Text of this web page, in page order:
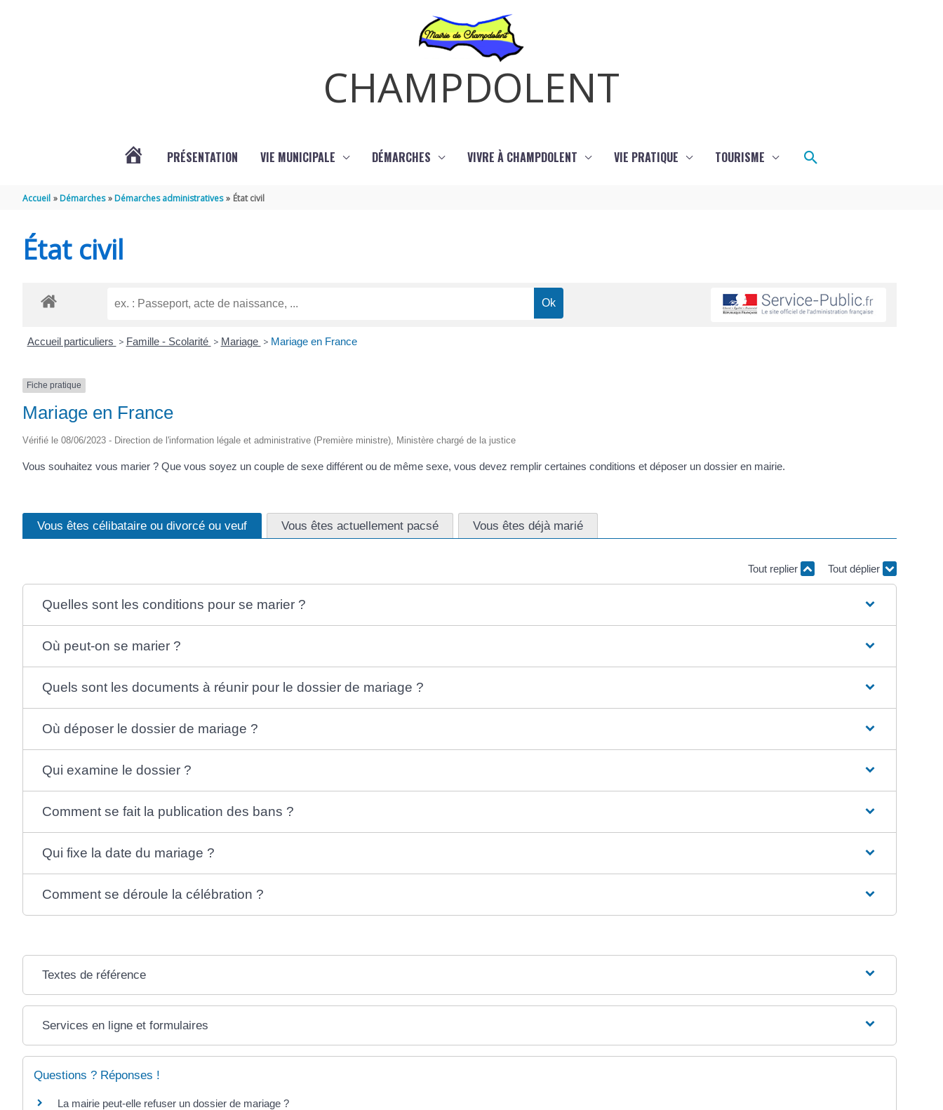
CHAMPDOLENT
PRÉSENTATION VIE MUNICIPALE DÉMARCHES VIVRE À CHAMPDOLENT VIE PRATIQUE TOURISME Rechercher
Accueil Démarches Démarches administratives État civil
État civil
Accueil particuliers > Famille - Scolarité > Mariage > Mariage en France
Fiche pratique
Mariage en France
Vérifié le 08/06/2023 - Direction de l'information légale et administrative (Première ministre), Ministère chargé de la justice
Vous souhaitez vous marier ? Que vous soyez un couple de sexe différent ou de même sexe, vous devez remplir certaines conditions et déposer un dossier en mairie.
Vous êtes célibataire ou divorcé ou veuf Vous êtes actuellement pacsé Vous êtes déjà marié
Tout replier Tout déplier
Quelles sont les conditions pour se marier ?
Où peut-on se marier ?
Quels sont les documents à réunir pour le dossier de mariage ?
Où déposer le dossier de mariage ?
Qui examine le dossier ?
Comment se fait la publication des bans ?
Qui fixe la date du mariage ?
Comment se déroule la célébration ?
Textes de référence
Services en ligne et formulaires
Questions ? Réponses !
La mairie peut-elle refuser un dossier de mariage ?